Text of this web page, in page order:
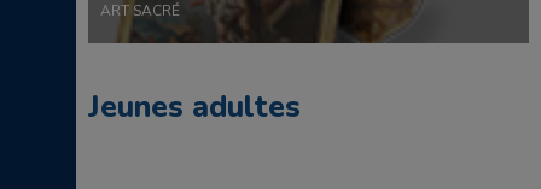
ART SACRÉ
Jeunes adultes